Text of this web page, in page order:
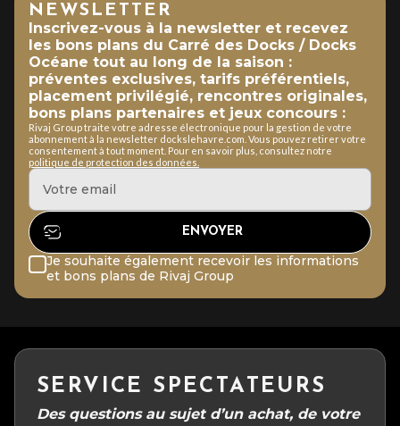
NEWSLETTER
Inscrivez-vous à la newsletter et recevez
les bons plans du Carré des Docks / Docks
Océane tout au long de la saison :
préventes exclusives, tarifs préférentiels,
placement privilégié, rencontres originales,
bons plans partenaires et jeux concours :
Rivaj Group traite votre adresse électronique pour la gestion de votre
abonnement à la newsletter dockslehavre.com. Vous pouvez retirer votre
consentement à tout moment. Pour en savoir plus, consultez notre
politique de protection des données.
Je souhaite également recevoir les informations
et bons plans de Rivaj Group
SERVICE SPECTATEURS
Des questions au sujet d’un achat, de votre